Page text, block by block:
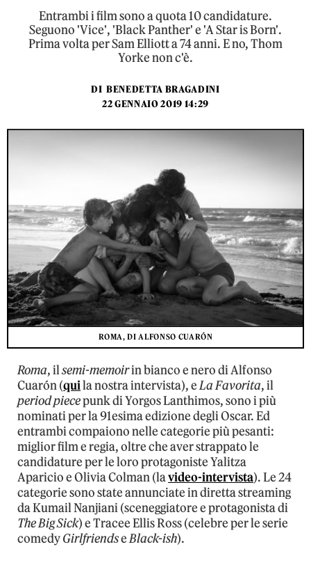
Entrambi i film sono a quota 10 candidature.
Seguono 'Vice', 'Black Panther' e 'A Star is Born'.
Prima volta per Sam Elliott a 74 anni. E no, Thom
Yorke non c'è.
DI BENEDETTA BRAGADINI
22 GENNAIO 2019 14:29
ROMA, DI ALFONSO CUARÓN
Roma, ilsemi-memoirin bianco e nero di Alfonso
Cuarón (quila nostra intervista), eLa Favorita, il
period piecepunk di Yorgos Lanthimos, sono i più
nominati per la 91esima edizione degli Oscar. Ed
entrambi compaiono nelle categorie più pesanti:
miglior film e regia, oltre che aver strappato le
candidature per le loro protagoniste Yalitza
Aparicio e Olivia Colman (lavideo-intervista). Le 24
categorie sono state annunciate in diretta streaming
da Kumail Nanjiani (sceneggiatore e protagonista di
The Big Sick) e Tracee Ellis Ross (celebre per le serie
comedyGirlfriendseBlack-ish).